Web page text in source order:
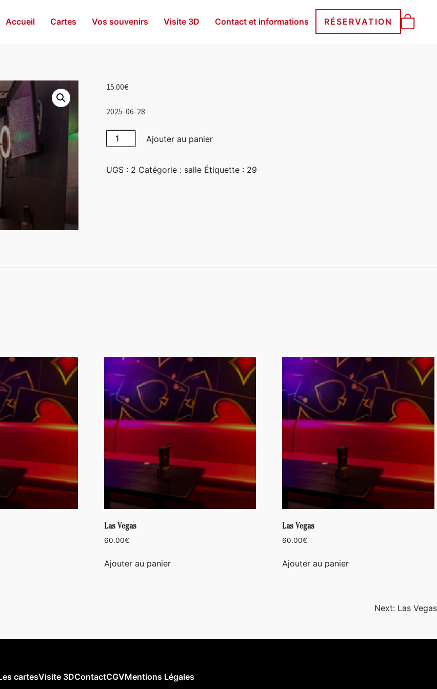
Accueil Cartes Vos souvenirs Visite 3D Contact et informations RÉSERVATION
15.00€
2025-06-28
quantité
de
Ajouter au panier
UGS : 2 Catégorie : salle Étiquette : 29
Las Vegas
60.00€
Ajouter au panier
Las Vegas
60.00€
Ajouter au panier
Next: Las Vegas
cartesVisite 3DContactCGVMentions Légales